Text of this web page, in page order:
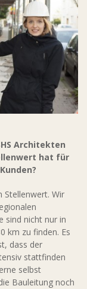
Architekten
hat für
Stellenwert. Wir
sind nicht nur in
km zu finden. Es
dass der
stattfinden
selbst
Bauleitung noch